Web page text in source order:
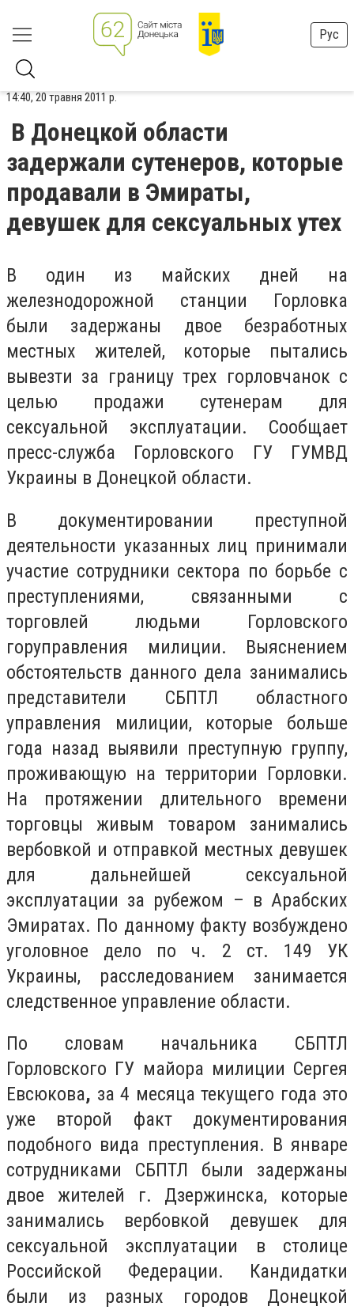
Рус
14:40, 20 травня 2011 р.
В Донецкой области
задержали сутенеров, которые
продавали в Эмираты,
девушек для сексуальных утех
В один из майских дней на
железнодорожной станции Горловка
были задержаны двое безработных
местных жителей, которые пытались
вывезти за границу трех горловчанок с
целью продажи сутенерам для
сексуальной эксплуатации. Сообщает
пресс-служба Горловского ГУ ГУМВД
Украины в Донецкой области.
В документировании преступной
деятельности указанных лиц принимали
участие сотрудники сектора по борьбе с
преступлениями, связанными с
торговлей людьми Горловского
горуправления милиции. Выяснением
обстоятельств данного дела занимались
представители СБПТЛ областного
управления милиции, которые больше
года назад выявили преступную группу,
проживающую на территории Горловки.
На протяжении длительного времени
торговцы живым товаром занимались
вербовкой и отправкой местных девушек
для дальнейшей сексуальной
эксплуатации за рубежом – в Арабских
Эмиратах. По данному факту возбуждено
уголовное дело по ч. 2 ст. 149 УК
Украины, расследованием занимается
следственное управление области.
По словам начальника СБПТЛ
Горловского ГУ майора милиции Сергея
Евсюкова, за 4 месяца текущего года это
уже второй факт документирования
подобного вида преступления. В январе
сотрудниками СБПТЛ были задержаны
двое жителей г. Дзержинска, которые
занимались вербовкой девушек для
сексуальной эксплуатации в столице
Российской Федерации. Кандидатки
были из разных городов Донецкой